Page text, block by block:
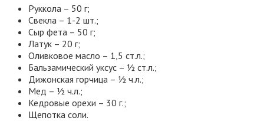
Руккола – 50 г;
Свекла – 1-2 шт.;
Сыр фета – 50 г;
Латук – 20 г;
Оливковое масло – 1,5 ст.л.;
Бальзамический уксус – ½ ст.л.;
Дижонская горчица – ½ ч.л.;
Мед – ½ ч.л.;
Кедровые орехи – 30 г.;
Щепотка соли.